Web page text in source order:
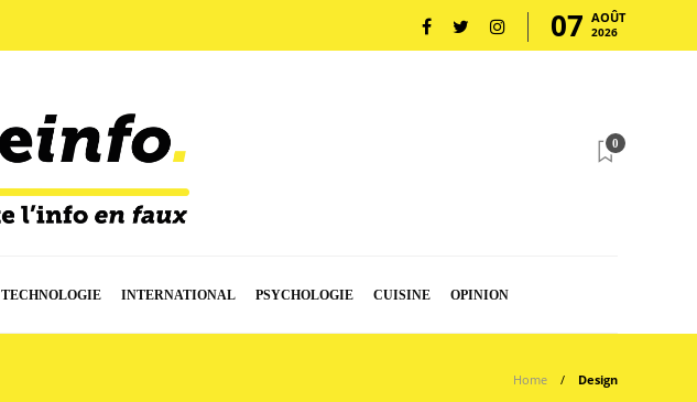
07 AOÛT
2026
0
TECHNOLOGIE INTERNATIONAL PSYCHOLOGIE CUISINE OPINION
Home Design